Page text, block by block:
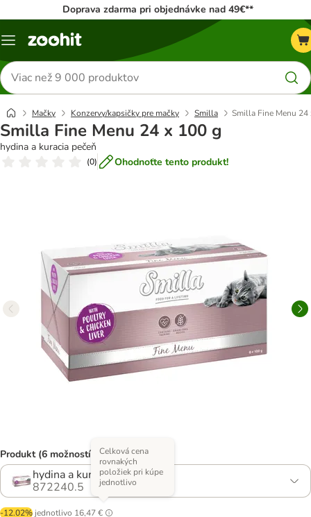
Doprava zdarma pri objednávke nad 49€**
Kategórie
Hľadať
produkty
Mačky Konzervy/kapsičky pre mačky Smilla Smilla Fine Menu 24
Smilla Fine Menu 24 x 100 g
hydina a kuracia pečeň
(0) Ohodnoťte tento produkt!
Produkt (6 možností)
hydina a kuracia pečeň
872240.5
-12.02% jednotlivo 16,47 €
Celková cena
rovnakých
položiek pri kúpe
jednotlivo